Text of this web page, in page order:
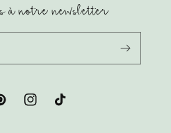
à notre newsletter
InstagramTikTok